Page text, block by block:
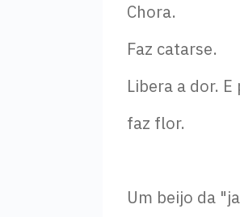
Chora.
Faz catarse.
Libera a dor.
faz flor.
Um beijo da